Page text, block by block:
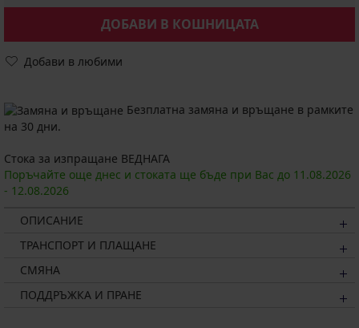
ДОБАВИ В КОШНИЦАТА
Добави в любими
Безплатна замяна и връщане в рамките
на 30 дни.
Стока за изпращане ВЕДНАГА
Поръчайте още днес и стоката ще бъде при Вас до 11.08.2026
- 12.08.2026
ОПИСАНИЕ
ТРАНСПОРТ И ПЛАЩАНЕ
СМЯНА
ПОДДРЪЖКА И ПРАНЕ